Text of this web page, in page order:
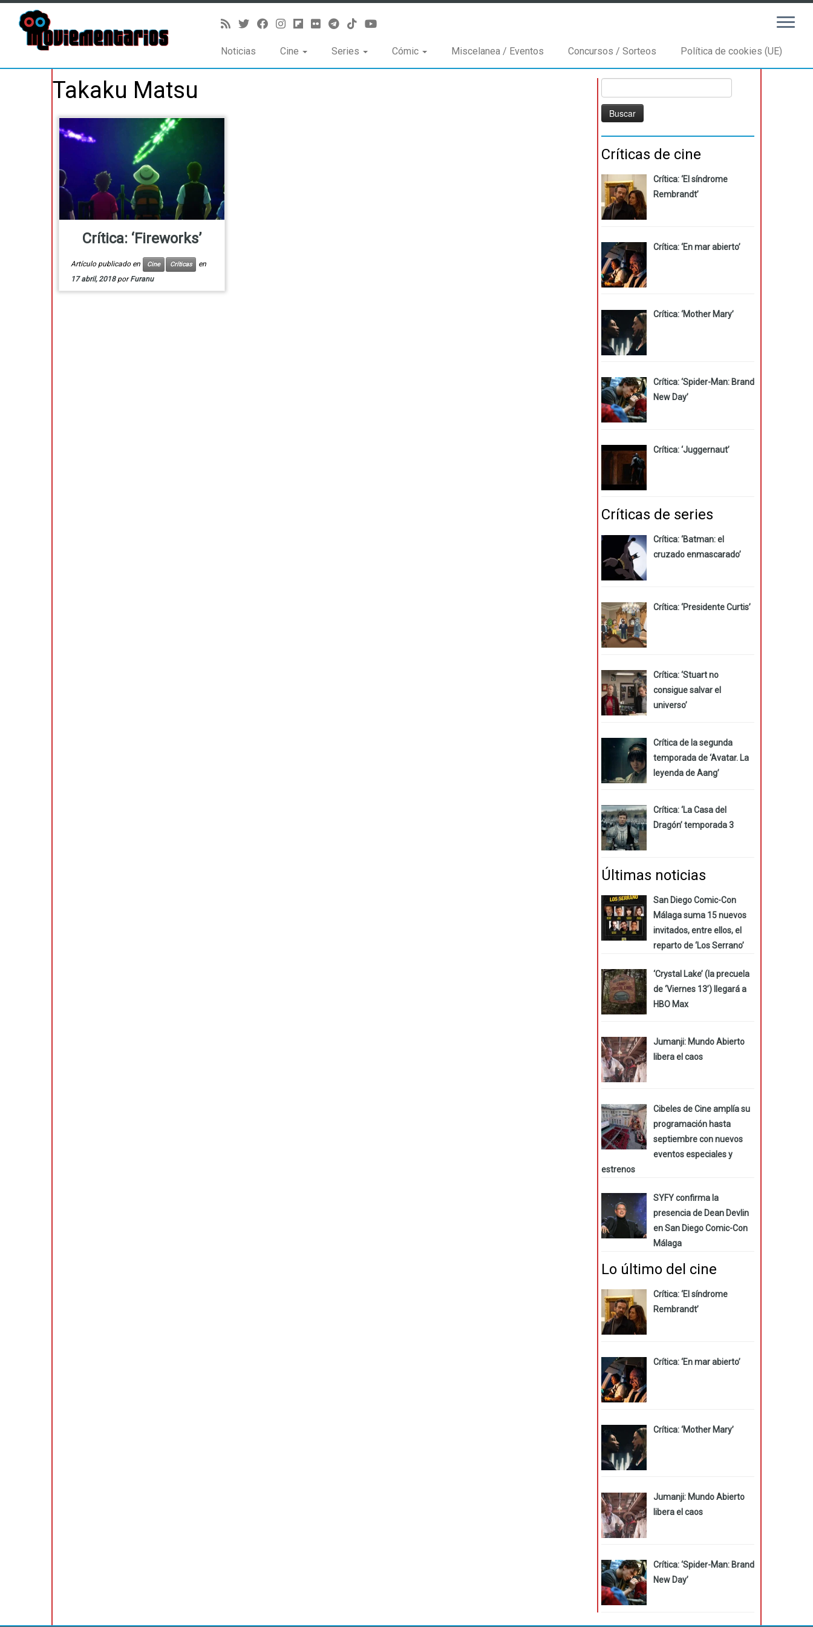
Noticias Cine Series Cómic Miscelanea / Eventos Concursos / Sorteos Política de cookies (UE)
Takaku Matsu
Crítica: ‘Fireworks’
Artículo publicado en Cine Críticas
en
17 abril, 2018 porFuranu
Críticas de cine
Crítica: ‘El síndrome
Rembrandt’
Crítica: ‘En mar abierto’
Crítica: ‘Mother Mary’
Crítica: ‘Spider-Man: Brand
New Day’
Crítica: ‘Juggernaut’
Críticas de series
Crítica: ‘Batman: el
cruzado enmascarado’
Crítica: ‘Presidente Curtis’
Crítica: ‘Stuart no
consigue salvar el
universo’
Crítica de la segunda
temporada de ‘Avatar. La
leyenda de Aang’
Crítica: ‘La Casa del
Dragón’ temporada 3
Últimas noticias
San Diego Comic-Con
Málaga suma 15 nuevos
invitados, entre ellos, el
reparto de ‘Los Serrano’
‘Crystal Lake’ (la precuela
de ‘Viernes 13’) llegará a
HBO Max
Jumanji: Mundo Abierto
libera el caos
Cibeles de Cine amplía su
programación hasta
septiembre con nuevos
eventos especiales y
estrenos
SYFY confirma la
presencia de Dean Devlin
en San Diego Comic-Con
Málaga
Lo último del cine
Crítica: ‘El síndrome
Rembrandt’
Crítica: ‘En mar abierto’
Crítica: ‘Mother Mary’
Jumanji: Mundo Abierto
libera el caos
Crítica: ‘Spider-Man: Brand
New Day’